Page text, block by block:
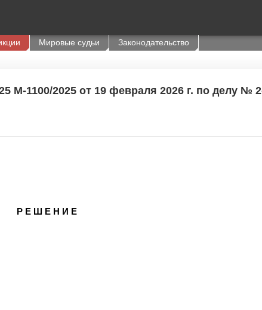
Мировые судьи Законодательство
М-1100/2025 от 19 февраля 2026 г. по делу №
Р Е Ш Е Н И Е